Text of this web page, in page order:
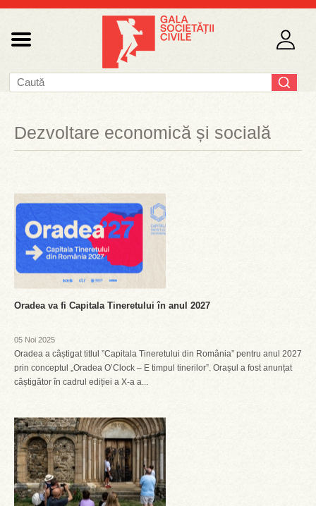
Dezvoltare economică și socială
Oradea va fi Capitala Tineretului în anul 2027
05 Noi 2025
Oradea a câștigat titlul ”Capitala Tineretului din România” pentru anul 2027
prin conceptul „Oradea O’Clock – E timpul tinerilor”. Orașul a fost anunțat
câștigător în cadrul ediției a X-a a...